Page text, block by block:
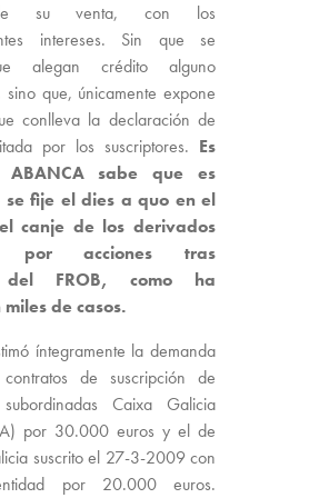
su venta, con los
intereses. Sin que se
alegan crédito alguno
sino que, únicamente expone
conlleva la declaración de
por los suscriptores. Es
sabe que es
se fije el dies a quo en el
canje de los derivados
por acciones tras
del FROB, como ha
de casos.
íntegramente la demanda
de suscripción de
Caixa Galicia
por 30.000 euros y el de
suscrito el 27-3-2009 con
por 20.000 euros.